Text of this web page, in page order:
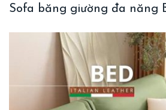
Sofa băng giường đa năng